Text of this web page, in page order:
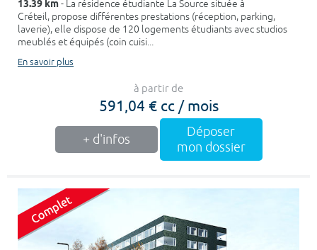
13.39 km- La résidence étudiante La Source située à
Créteil, propose différentes prestations (réception, parking,
laverie), elle dispose de 120 logements étudiants avec studios
meublés et équipés (coin cuisi...
En savoir plus
à partir de
591,04 € cc / mois
+ d'infos
Déposer
mon dossier